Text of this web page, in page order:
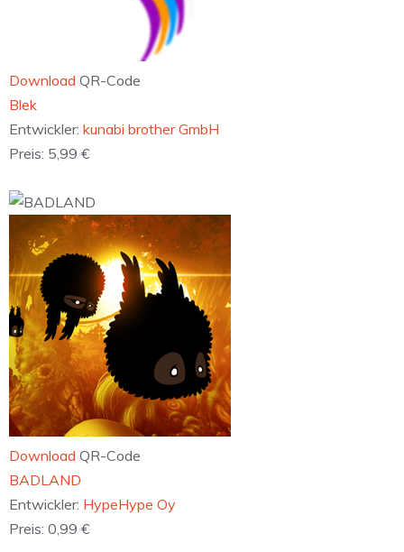
Download QR-Code
‎Blek
Entwickler: kunabi brother GmbH
Preis: 5,99 €
Download QR-Code
‎BADLAND
Entwickler: HypeHype Oy
Preis: 0,99 €